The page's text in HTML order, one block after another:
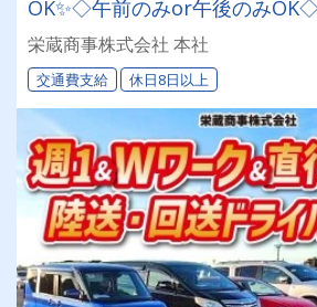
OK✨◇午前のみor午後のみ
ぐに即戦力として活躍出来ます
社負担◎夜間業務一切なしの陸
ー♪
栄蔵商事株式会社 本社
交通費支給 休日8日以上